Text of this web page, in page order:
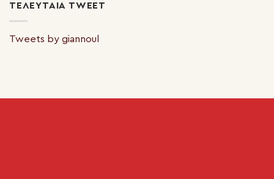
ΤΕΛΕΥΤΑΊΑ TWEET
Tweets by giannoul